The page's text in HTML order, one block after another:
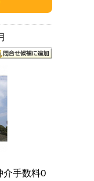
手数料0